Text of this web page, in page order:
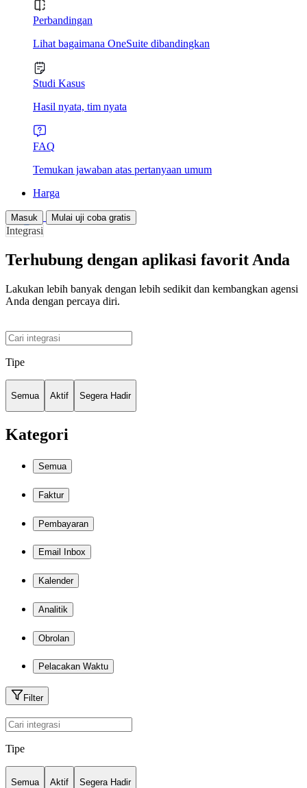
Perbandingan
Lihat bagaimana OneSuite dibandingkan
Studi Kasus
Hasil nyata, tim nyata
FAQ
Temukan jawaban atas pertanyaan umum
Harga
Masuk Mulai uji coba gratis
Integrasi
Terhubung dengan aplikasi favorit Anda
Lakukan lebih banyak dengan lebih sedikit dan kembangkan agensi
Anda dengan percaya diri.
Tipe
Semua Aktif Segera Hadir
Kategori
Semua
Faktur
Pembayaran
Email Inbox
Kalender
Analitik
Obrolan
Pelacakan Waktu
Filter
Tipe
Semua Aktif Segera Hadir